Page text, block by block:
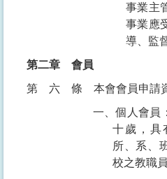
事業主
事業應
導、監
第二章
會員
第六條 本會會員申請
一、個人會員
十歲，具
所、系、
校之教職